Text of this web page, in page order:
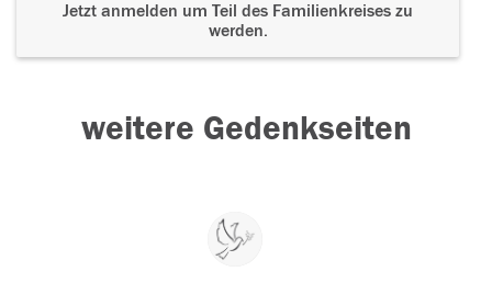
Jetzt anmelden um Teil des Familienkreises zu
werden.
weitere Gedenkseiten